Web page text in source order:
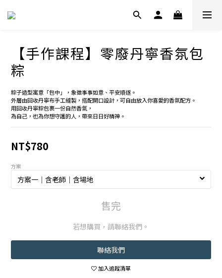
【手作課程】零廢丹寧香氛包
粽
粽子造型寓意「包中」，象徵事事如意、平安順遂。
外層由回收丹寧布手工縫製，搭配開口設計，可自由放入你喜愛的香氛配方。
用回收丹寧粽包裹一份自然香氣，
為自己，也為你想守護的人，帶來日日好精神。
NT$780
方案
售完
若想購買，請聯絡我們。
聯絡我們
加入追蹤清單